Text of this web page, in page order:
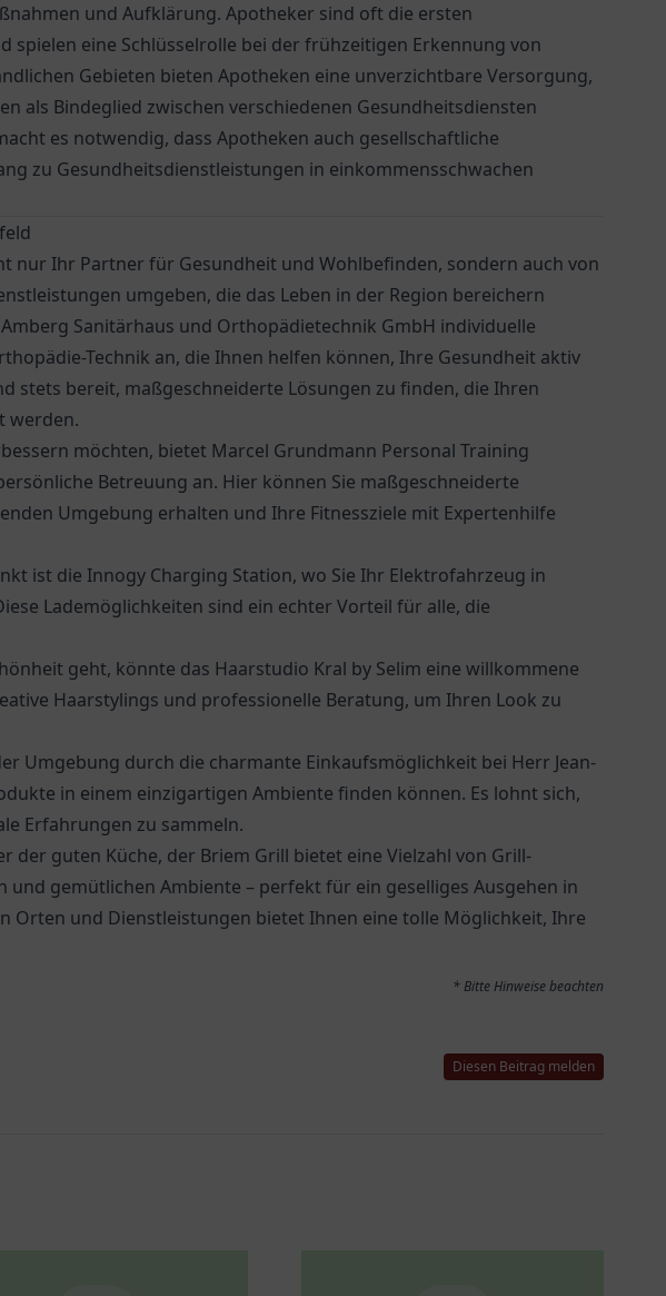
und Aufklärung. Apotheker sind oft die ersten
spielen eine Schlüsselrolle bei der frühzeitigen Erkennung von
Gebieten bieten Apotheken eine unverzichtbare Versorgung,
als Bindeglied zwischen verschiedenen Gesundheitsdiensten
es notwendig, dass Apotheken auch gesellschaftliche
zu Gesundheitsdienstleistungen in einkommensschwachen
nur Ihr Partner für Gesundheit und Wohlbefinden, sondern auch von
umgeben, die das Leben in der Region bereichern
Amberg Sanitärhaus und Orthopädietechnik GmbH individuelle
Technik an, die Ihnen helfen können, Ihre Gesundheit aktiv
stets bereit, maßgeschneiderte Lösungen zu finden, die Ihren
werden.
möchten, bietet Marcel Grundmann Personal Training
Betreuung an. Hier können Sie maßgeschneiderte
Umgebung erhalten und Ihre Fitnessziele mit Expertenhilfe
ist die Innogy Charging Station, wo Sie Ihr Elektrofahrzeug in
Lademöglichkeiten sind ein echter Vorteil für alle, die
geht, könnte das Haarstudio Kral by Selim eine willkommene
Haarstylings und professionelle Beratung, um Ihren Look zu
Umgebung durch die charmante Einkaufsmöglichkeit bei Herr Jean-
in einem einzigartigen Ambiente finden können. Es lohnt sich,
Erfahrungen zu sammeln.
der guten Küche, der Briem Grill bietet eine Vielzahl von Grill-
und gemütlichen Ambiente – perfekt für ein geselliges Ausgehen in
Orten und Dienstleistungen bietet Ihnen eine tolle Möglichkeit, Ihre
* Bitte Hinweise beachten
Diesen Beitrag melden